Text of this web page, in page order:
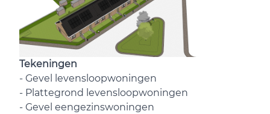
Tekeningen
- Gevel levensloopwoningen
- Plattegrond levensloopwoningen
- Gevel eengezinswoningen